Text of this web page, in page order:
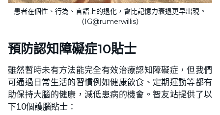
患者在個性、行為、言語上的退化，會比記憶力衰退更早出現。
（IG@rumerwillis）
預防認知障礙症10貼士
雖然暫時未有方法能完全有效治療認知障礙症，但我們
可通過日常生活的習慣例如健康飲食、定期運動等都有
助保持大腦的健康，減低患病的機會。智友站提供了以
下10個護腦貼士：